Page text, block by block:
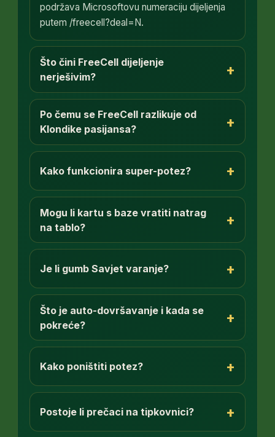
podržava Microsoftovu numeraciju dijeljenja
putem /freecell?deal=N.
Što čini FreeCell dijeljenje
nerješivim?
+
Po čemu se FreeCell razlikuje od
Klondike pasijansa?
+
Kako funkcionira super-potez? +
Mogu li kartu s baze vratiti natrag
na tablo?
+
Je li gumb Savjet varanje? +
Što je auto-dovršavanje i kada se
pokreće?
+
Kako poništiti potez? +
Postoje li prečaci na tipkovnici? +